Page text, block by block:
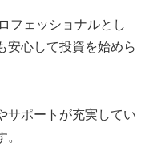
フェッショナルとし
安心して投資を始めら
サポートが充実してい